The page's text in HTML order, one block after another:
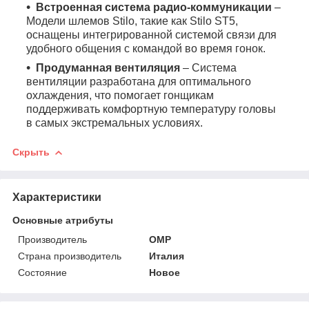
Встроенная система радио-коммуникации –
Модели шлемов Stilo, такие как Stilo ST5,
оснащены интегрированной системой связи для
удобного общения с командой во время гонок.
Продуманная вентиляция – Система
вентиляции разработана для оптимального
охлаждения, что помогает гонщикам
поддерживать комфортную температуру головы
в самых экстремальных условиях.
Скрыть
Характеристики
Основные атрибуты
Производитель
OMP
Страна производитель
Италия
Состояние
Новое